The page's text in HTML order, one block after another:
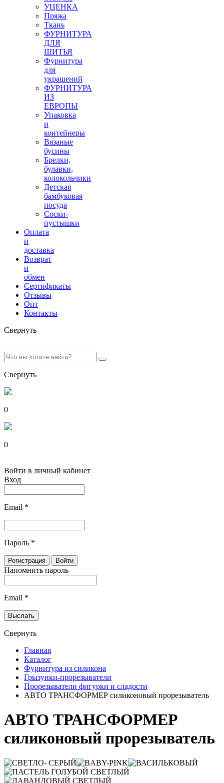
УЦЕНКА
Пряжа
Ткань
ФУРНИТУРА
ДЛЯ
ШИТЬЯ
Фурнитура
для
украшений
ФУРНИТУРА
ИЗ
ЕВРОПЫ
Упаковка
и
контейнеры
Вязаные
бусины
Брелки,
булавки,
колокольчики
Детская
бамбуковая
посуда
Соски-
пустышки
Оплата
и
доставка
Возврат
и
обмен
Сертификаты
Отзывы
Опт
Контакты
Свернуть
Свернуть
0
0
Войти в личный кабинет
Вход
Email *
Пароль *
Напомнить пароль
Email *
Свернуть
Главная
Каталог
Фурнитура из силикона
Грызунки-прорезыватели
Прорезыватели фигурки и сладости
АВТО ТРАНСФОРМЕР силиконовый прорезыватель
АВТО ТРАНСФОРМЕР
силиконовый прорезыватель